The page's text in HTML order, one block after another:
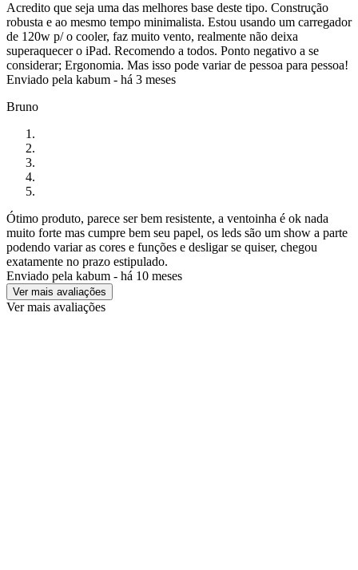
Acredito que seja uma das melhores base deste tipo. Construção
robusta e ao mesmo tempo minimalista. Estou usando um carregador
de 120w p/ o cooler, faz muito vento, realmente não deixa
superaquecer o iPad. Recomendo a todos. Ponto negativo a se
considerar; Ergonomia. Mas isso pode variar de pessoa para pessoa!
Enviado pela kabum - há 3 meses
Bruno
Ótimo produto, parece ser bem resistente, a ventoinha é ok nada
muito forte mas cumpre bem seu papel, os leds são um show a parte
podendo variar as cores e funções e desligar se quiser, chegou
exatamente no prazo estipulado.
Enviado pela kabum - há 10 meses
Ver mais avaliações
Ver mais avaliações